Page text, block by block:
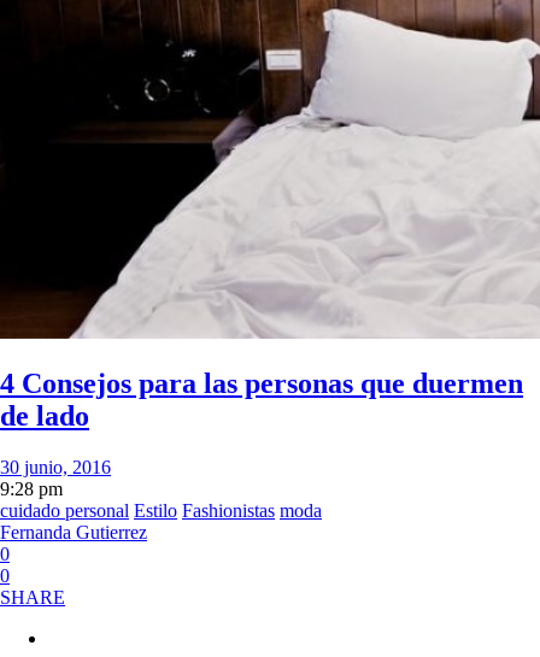
4 Consejos para las personas que duermen
de lado
30 junio, 2016
9:28 pm
cuidado personal Estilo Fashionistas moda
Fernanda Gutierrez
0
0
SHARE